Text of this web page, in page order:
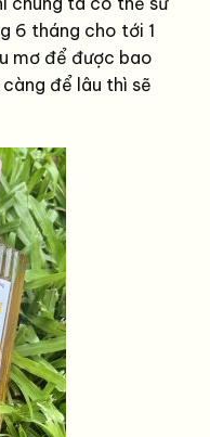
6 tháng cho tới 1
mơ để được bao
để lâu thì sẽ